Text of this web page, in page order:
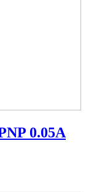
0.05A